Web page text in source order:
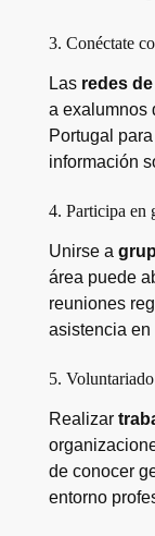
3. Conéctate
Las redes
a exalumnos
Portugal
información
4. Participa en
Unirse a
área puede
reuniones
asistencia en
5.
Realizar
de conocer
entorno